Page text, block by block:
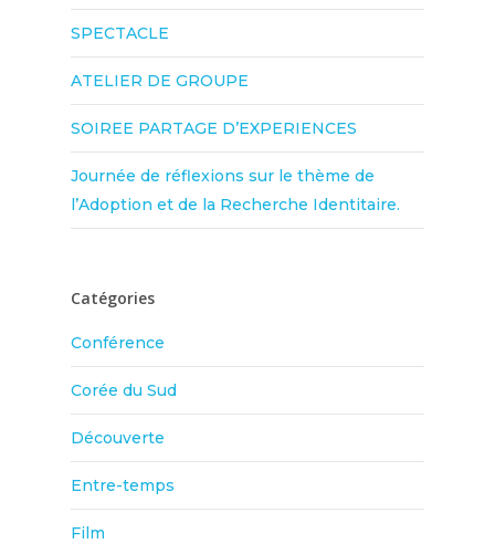
SPECTACLE
ATELIER DE GROUPE
SOIREE PARTAGE D’EXPERIENCES
Journée de réflexions sur le thème de
l’Adoption et de la Recherche Identitaire.
Catégories
Conférence
Corée du Sud
Découverte
Entre-temps
Film